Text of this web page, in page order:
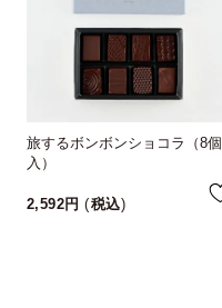
旅するボンボンショコラ（8個
入）
2,592 税込